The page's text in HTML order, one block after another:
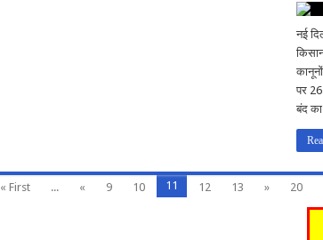
नई
पर
बंद
« First ... « 9 10 11 12 13 » 20